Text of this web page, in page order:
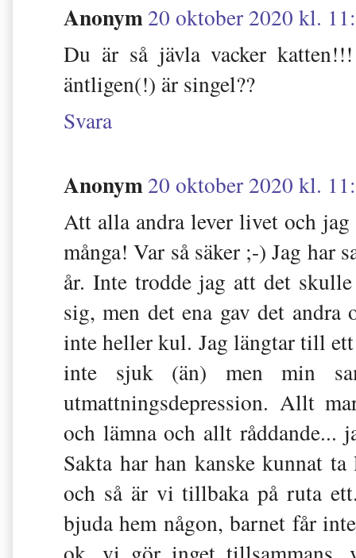
Anonym20 oktober 2020 kl.
Du är så jävla vacker
äntligen(!) är singel??
Svara
Anonym20 oktober 2020 kl.
Att alla andra lever livet och jag
många! Var så säker ;-) Jag
år. Inte trodde jag att det
sig, men det ena gav det
inte heller kul. Jag längtar till
inte sjuk (än) men min
utmattningsdepression. Allt
och lämna och allt råddande...
Sakta har han kanske kunnat
och så är vi tillbaka på ruta
bjuda hem någon, barnet får